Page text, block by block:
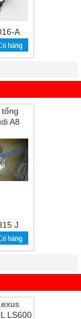
A
hàng
A8
J
hàng
LS600